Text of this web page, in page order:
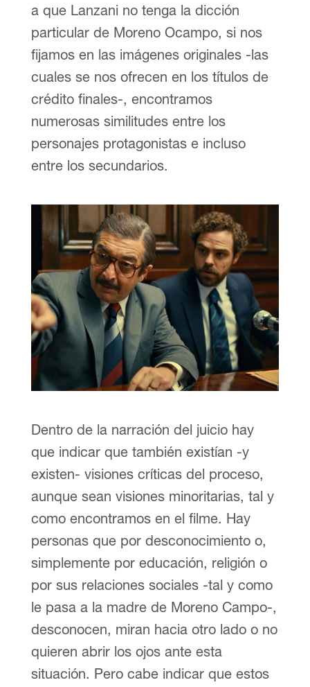
a que Lanzani no tenga la dicción
particular de Moreno Ocampo, si nos
fijamos en las imágenes originales -las
cuales se nos ofrecen en los títulos de
crédito finales-, encontramos
numerosas similitudes entre los
personajes protagonistas e incluso
entre los secundarios.
Dentro de la narración del juicio hay
que indicar que también existían -y
existen- visiones críticas del proceso,
aunque sean visiones minoritarias, tal y
como encontramos en el filme. Hay
personas que por desconocimiento o,
simplemente por educación, religión o
por sus relaciones sociales -tal y como
le pasa a la madre de Moreno Campo-,
desconocen, miran hacia otro lado o no
quieren abrir los ojos ante esta
situación. Pero cabe indicar que estos